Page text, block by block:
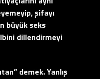
şifayı
büyük seks
dillendirmeyi
demek. Yanlış